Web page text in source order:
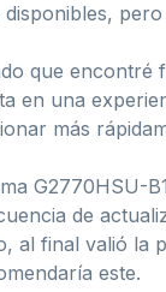
que encontré
en una
más
G2770HSU-
de
al final valió la
este.